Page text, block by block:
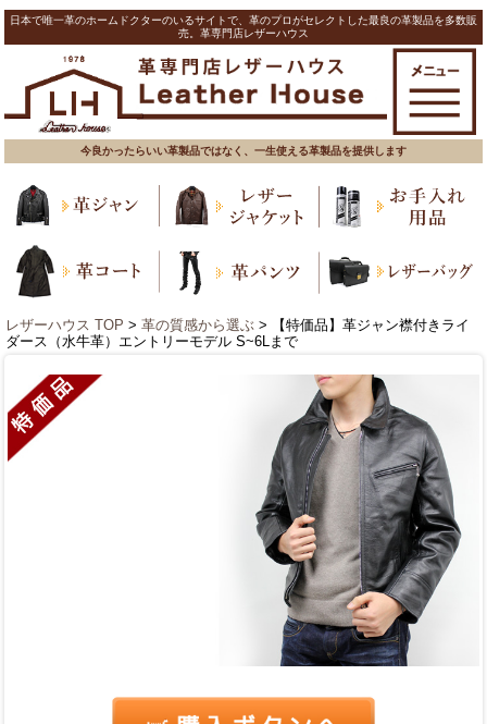
日本で唯一革のホームドクターのいるサイトで、革のプロがセレクトした最良の革製品を多数販
売。革専門店レザーハウス
今良かったらいい革製品ではなく、一生使える革製品を提供します
レザーハウス TOP > 革の質感から選ぶ > 【特価品】革ジャン襟付きライ
ダース（水牛革）エントリーモデル S~6Lまで